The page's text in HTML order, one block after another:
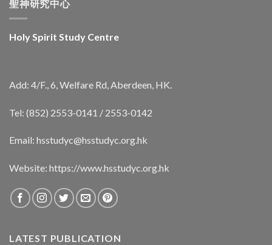
聖神研究中心
Holy Spirit Study Centre
Add: 4/F., 6, Welfare Rd, Aberdeen, HK.
Tel: (852) 2553-0141 / 2553-0142
Email: hsstudyc@hsstudyc.org.hk
Website: https://www.hsstudyc.org.hk
LATEST PUBLICATION